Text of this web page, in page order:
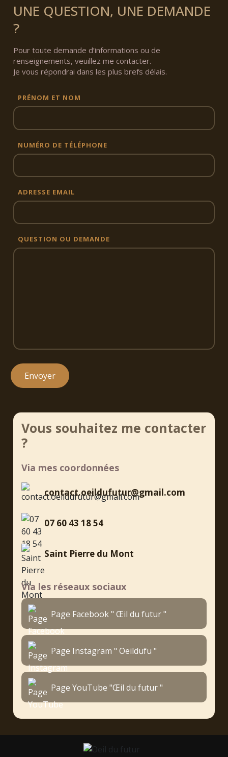
UNE QUESTION, UNE DEMANDE
?
Pour toute demande d’informations ou de
renseignements, veuillez me contacter.
Je vous répondrai dans les plus brefs délais.
PRÉNOM ET NOM
NUMÉRO DE TÉLÉPHONE
ADRESSE EMAIL
QUESTION OU DEMANDE
Vous souhaitez me contacter
?
Via mes coordonnées
contact.oeildufutur@gmail.com
07 60 43 18 54
Saint Pierre du Mont
Via les réseaux sociaux
Page Facebook " Œil du futur "
Page Instagram " Oeildufu "
Page YouTube "Œil du futur "